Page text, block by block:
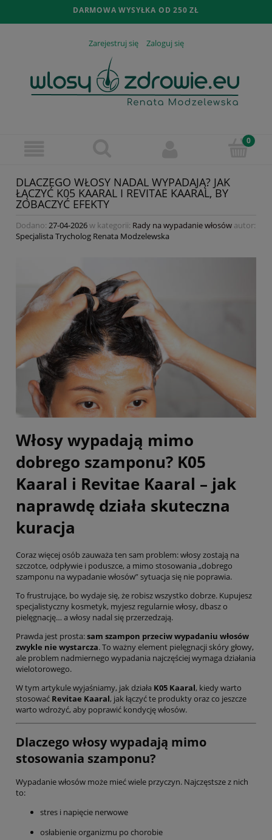
DARMOWA WYSYŁKA OD 250 ZŁ
Zarejestruj się Zaloguj się
DLACZEGO WŁOSY NADAL WYPADAJĄ? JAK
ŁĄCZYĆ K05 KAARAL I REVITAE KAARAL, BY
ZOBACZYĆ EFEKTY
Dodano: 27-04-2026w kategorii: Rady na wypadanie włosów autor:
Specjalista Trycholog Renata Modzelewska
Włosy wypadają mimo
dobrego szamponu? K05
Kaaral i Revitae Kaaral – jak
naprawdę działa skuteczna
kuracja
Coraz więcej osób zauważa ten sam problem: włosy zostają na
szczotce, odpływie i poduszce, a mimo stosowania „dobrego
szamponu na wypadanie włosów” sytuacja się nie poprawia.
To frustrujące, bo wydaje się, że robisz wszystko dobrze. Kupujesz
specjalistyczny kosmetyk, myjesz regularnie włosy, dbasz o
pielęgnację… a włosy nadal się przerzedzają.
Prawda jest prosta:sam szampon przeciw wypadaniu włosów
zwykle nie wystarcza. To ważny element pielęgnacji skóry głowy,
ale problem nadmiernego wypadania najczęściej wymaga działania
wielotorowego.
W tym artykule wyjaśniamy, jak działa K05 Kaaral, kiedy warto
stosować Revitae Kaaral, jak łączyć te produkty oraz co jeszcze
warto wdrożyć, aby poprawić kondycję włosów.
Dlaczego włosy wypadają mimo
stosowania szamponu?
Wypadanie włosów może mieć wiele przyczyn. Najczęstsze z nich
to:
stres i napięcie nerwowe
osłabienie organizmu po chorobie